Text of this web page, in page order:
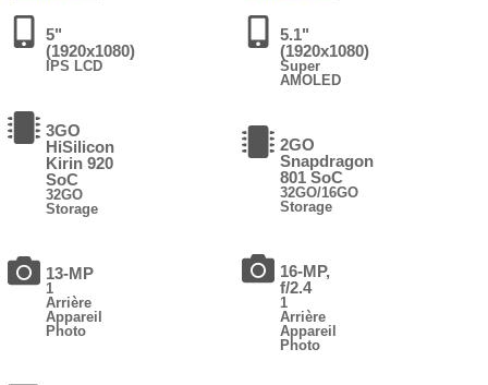
5"
(1920x1080)
IPS LCD
3GO
HiSilicon
Kirin 920
SoC
32GO
Storage
13-MP
1
Arrière
Appareil
Photo
5.1"
(1920x1080)
Super
AMOLED
2GO
Snapdragon
801 SoC
32GO/16GO
Storage
16-MP,
f/2.4
1
Arrière
Appareil
Photo